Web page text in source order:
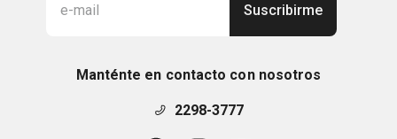
Suscribirme
Manténte en contacto con nosotros
2298-3777